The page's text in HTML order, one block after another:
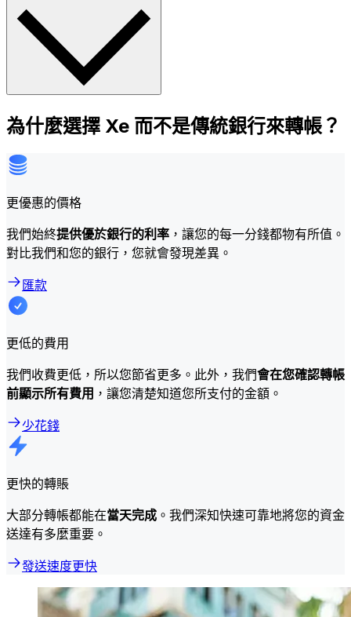
為什麼選擇 Xe 而不是傳統銀行來轉帳？
更優惠的價格
我們始終提供優於銀行的利率 ，讓您的每一分錢都物有所值。
對比我們和您的銀行，您就會發現差異。
匯款
更低的費用
我們收費更低，所以您節省更多。此外，我們會在您確認轉帳
前顯示所有費用 ，讓您清楚知道您所支付的金額。
少花錢
更快的轉賬
大部分轉帳都能在當天完成 。我們深知快速可靠地將您的資金
送達有多麼重要。
發送速度更快